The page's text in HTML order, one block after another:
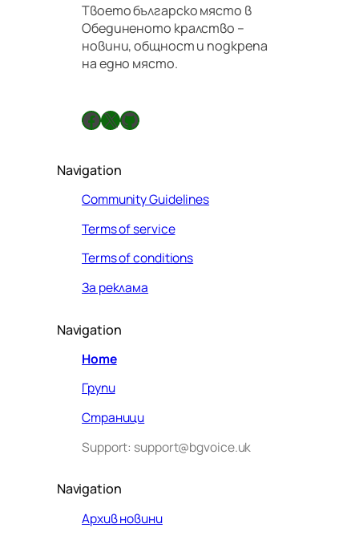
Твоето българско място в
Обединеното кралство –
новини, общност и подкрепа
на едно място.
Facebook X GitHub
Navigation
Community Guidelines
Terms of service
Terms of conditions
За реклама
Navigation
Home
Групи
Страници
Support: support@bgvoice.uk
Navigation
Архив новини